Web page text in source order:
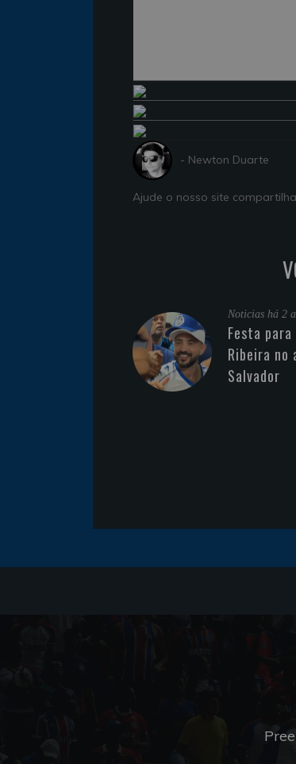
- Newton Duarte
Ajude o nosso site
Noticias há 2
Festa para
Ribeira no
Salvador